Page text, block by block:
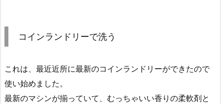
コインランドリーで洗う
これは、最近近所に最新のコインランドリーができたので
使い始めました。
最新のマシンが揃っていて、むっちゃいい香りの柔軟剤と